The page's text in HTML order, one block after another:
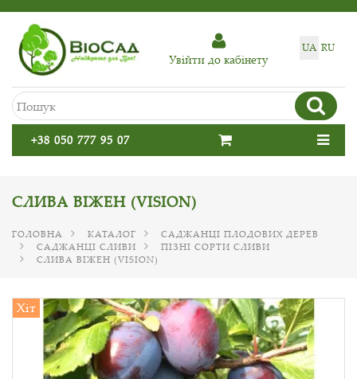
UA RU
Увiйти до кабiнету
+38 050 777 95 07
СЛИВА ВІЖЕН (VISION)
ГОЛОВНА КАТАЛОГ
САДЖАНЦІ ПЛОДОВИХ ДЕРЕВ
САДЖАНЦІ СЛИВИ
ПІЗНІ СОРТИ СЛИВИ
СЛИВА ВІЖЕН (VISION)
Хіт